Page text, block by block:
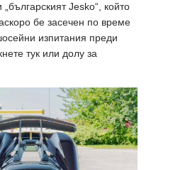
Jesko“, който
бе засечен по време
изпитания преди
тук или долу за